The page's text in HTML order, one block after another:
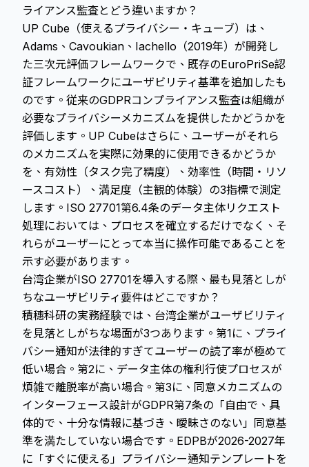
ライアンス監査とどう違いますか？
UP Cube（使えるプライバシー・キューブ）は、
Adams、Cavoukian、Iachello（2019年）が開発し
た三次元評価フレームワークで、既存のEuroPriSe認
証フレームワークにユーザビリティ基準を追加したも
のです。従来のGDPRコンプライアンス監査は組織が
必要なプライバシーメカニズムを提供したかどうかを
評価します。UP Cubeはさらに、ユーザーがそれら
のメカニズムを実際に効果的に使用できるかどうか
を、有効性（タスク完了精度）、効率性（時間・リソ
ースコスト）、満足度（主観的体験）の3指標で測定
します。ISO 27701第6.4条のデータ主体リクエスト
処理においては、プロセスを確立するだけでなく、そ
れらがユーザーにとって本当に操作可能であることを
示す必要があります。
台湾企業がISO 27701を導入する際、最も見落としが
ちなユーザビリティ要件はどこですか？
積穗科研の実務経験では、台湾企業がユーザビリティ
を見落としがちな場面が3つあります。第1に、プライ
バシー通知が法律的すぎてユーザーの読了率が極めて
低い場合。第2に、データ主体の権利行使プロセスが
煩雑で離脱率が高い場合。第3に、同意メカニズムの
インターフェース設計がGDPR第7条の「自由で、具
体的で、十分な情報に基づき、曖昧さのない」同意基
準を満たしていない場合です。EDPBが2026-2027年
に「すぐに使える」プライバシー通知テンプレートを